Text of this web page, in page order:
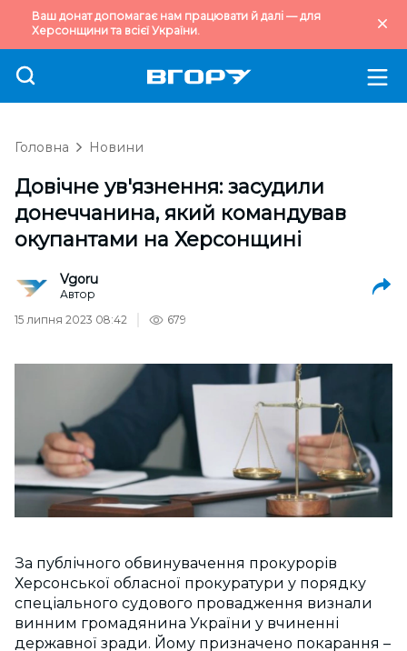
Ваш донат допомагає нам працювати й далі — для
Херсонщини та всієї України.
Головна Новини
Довічне ув'язнення: засудили
донеччанина, який командував
окупантами на Херсонщині
Vgoru
Автор
15 липня 2023 08:42
679
За публічного обвинувачення прокурорів
Херсонської обласної прокуратури у порядку
спеціального судового провадження визнали
винним громадянина України у вчиненні
державної зради. Йому призначено покарання –